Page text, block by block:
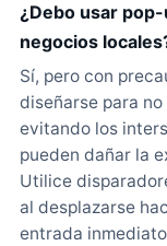
¿Debo usar
negocios
Sí, pero con
diseñarse para
evitando los
pueden dañar la
Utilice
al desplazarse
entrada